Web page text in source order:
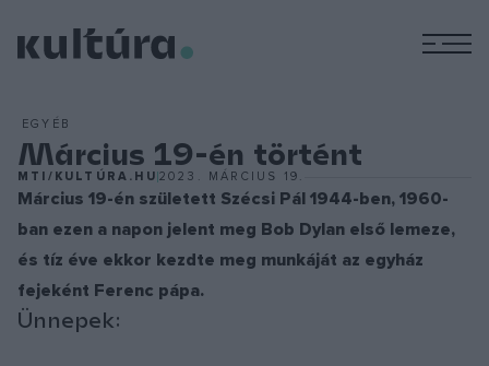
EGYÉB
Március 19-én történt
MTI/KULTÚRA.HU 2023. MÁRCIUS 19.
Március 19-én született Szécsi Pál 1944-ben, 1960-
ban ezen a napon jelent meg Bob Dylan első lemeze,
és tíz éve ekkor kezdte meg munkáját az egyház
fejeként Ferenc pápa.
Ünnepek: